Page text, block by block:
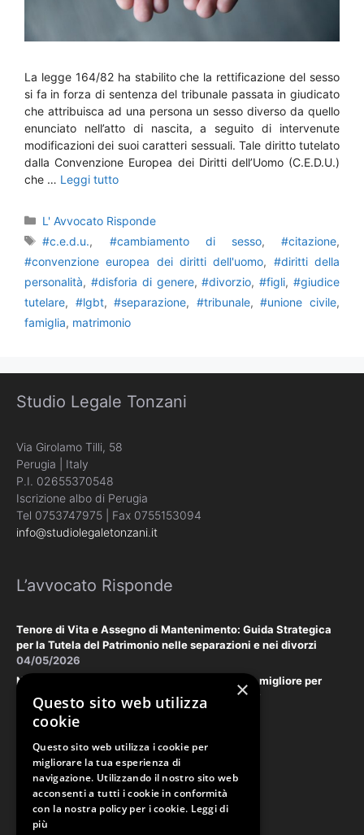
La legge 164/82 ha stabilito che la rettificazione del sesso
si fa in forza di sentenza del tribunale passata in giudicato
che attribuisca ad una persona un sesso diverso da quello
enunciato nell’atto di nascita, a seguito di intervenute
modificazioni dei suoi caratteri sessuali. Tale diritto tutelato
dalla Convenzione Europea dei Diritti dell’Uomo (C.E.D.U.)
che … Leggi tutto
Categorie
L' Avvocato Risponde
Tag
#c.e.d.u., #cambiamento di sesso,#citazione,
#convenzione europea dei diritti dell'uomo, #diritti della
personalità, #disforia di genere,#divorzio,#figli,#giudice
tutelare, #lgbt,#separazione, #tribunale,#unione civile,
famiglia, matrimonio
Studio Legale Tonzani
Via Girolamo Tilli, 58
Perugia | Italy
P.I. 02655370548
Iscrizione albo di Perugia
Tel 0753747975 | Fax 0755153094
info@studiolegaletonzani.it
L’avvocato Risponde
Tenore di Vita e Assegno di Mantenimento: Guida Strategica
per la Tutela del Patrimonio nelle separazioni e nei divorzi
04/05/2026
Negoziazione Assistita vs. Tribunale: la scelta migliore per
tutelare il vostro patrimonio e la vostra privacy
18/03/2026
Law & Disclaimer
PRIVACY POLICY
×
Questo sito web utilizza
cookie
Questo sito web utilizza i cookie per
migliorare la tua esperienza di
navigazione. Utilizzando il nostro sito web
acconsenti a tutti i cookie in conformità
con la nostra policy per i cookie. Leggi di
più